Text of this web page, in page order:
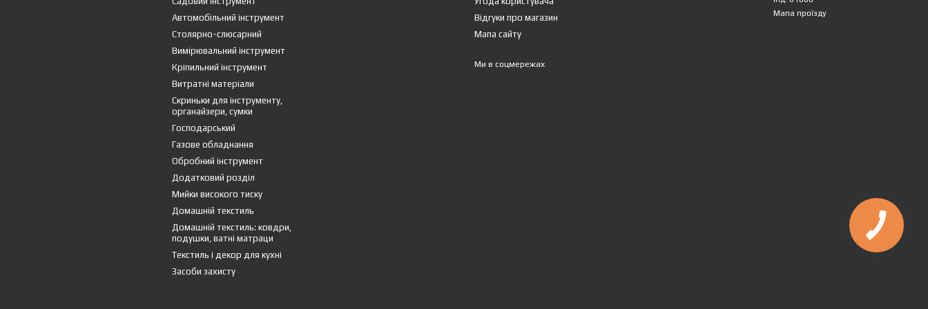
Автомобільний інструмент
Столярно-слюсарний
Вимірювальний інструмент
Кріпильний інструмент
Витратні матеріали
Скриньки для інструменту,
органайзери, сумки
Господарський
Газове обладнання
Обробний інструмент
Додатковий розділ
Мийки високого тиску
Домашній текстиль
Домашній текстиль: ковдри,
подушки, ватні матраци
Текстиль і декор для кухні
Засоби захисту
Відгуки про магазин
Мапа сайту
Ми в соцмережах
Мапа проїзду